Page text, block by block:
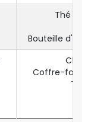
Thé et
Bouteille d'eau
Coffre-fort